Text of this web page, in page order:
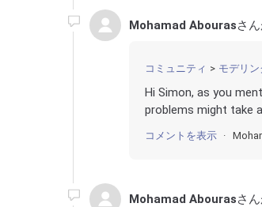
Mohamad Abourasさ
コミュニティ モデリン
Hi Simon, as you
problems might take
コメントを表示
Mohamad Abourasさ